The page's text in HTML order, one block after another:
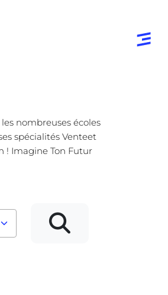
nombreuses écoles
spécialités Venteet
! Imagine Ton Futur